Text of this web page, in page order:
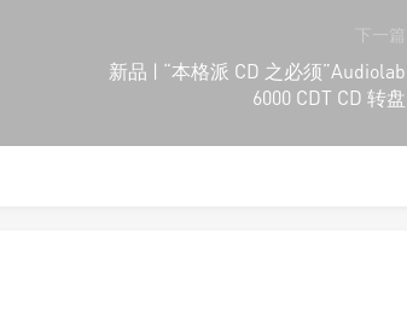
下一篇
新品 | “本格派 CD 之必须”Audiolab
6000 CDT CD 转盘